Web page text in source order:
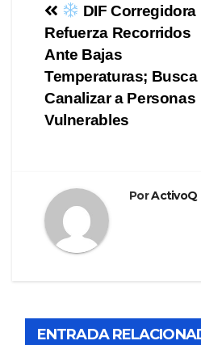
Navegación
de
entradas
DIF Corregidora
Refuerza Recorridos
Ante Bajas
Temperaturas; Busca
Canalizar a Personas
Vulnerables
PorActivoQ
ENTRADA